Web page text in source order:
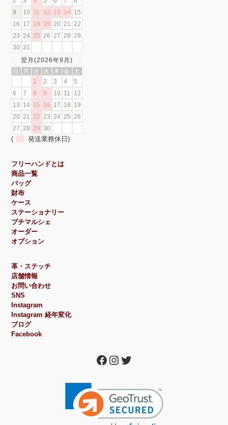
9
10 11 12 13 14
15
16
17 18 19 20 21
22
23
24 25 26 27 28
29
30 31
翌月(2026年9月)
日
月 火 水 木 金
土
1
2 3 4
5
6
7 8 9 10 11
12
13
14 15 16 17 18
19
20 21 22 23 24 25
26
27
28 29 30
( 発送業務休日)
フリーハンドとは
商品一覧
バッグ
財布
ケース
ステーショナリー
プチマルシェ
オーダー
オプション
革・ステッチ
店舗情報
お問い合わせ
SNS
Instagram
Instagram 経年変化
ブログ
Facebook